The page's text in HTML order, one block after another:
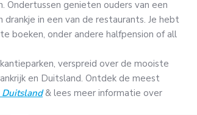
Ondertussen genieten ouders van een
in een van de restaurants. Je hebt
boeken, onder andere halfpension of all
verspreid over de mooiste
en Duitsland. Ontdek de meest
Duitsland & lees meer informatie over